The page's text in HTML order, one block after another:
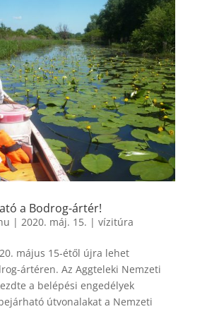
a Bodrog-ártér!
| 2020. máj. 15. | vízitúra
május 15-étől újra lehet
ártéren. Az Aggteleki Nemzeti
a belépési engedélyek
útvonalakat a Nemzeti